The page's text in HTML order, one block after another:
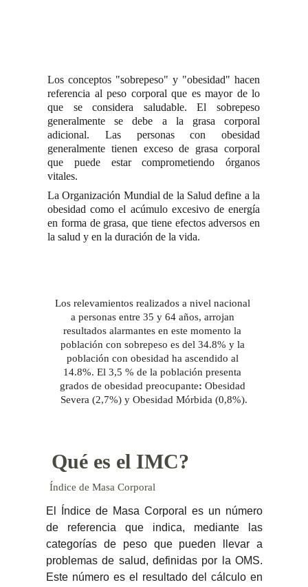
Los conceptos "sobrepeso" y "obesidad" hacen
referencia al peso corporal que es mayor de lo
que se considera saludable. El sobrepeso
generalmente se debe a la grasa corporal
adicional. Las personas con obesidad
generalmente tienen exceso de grasa corporal
que puede estar comprometiendo órganos
vitales.
La Organización Mundial de la Salud define a la
obesidad como el acúmulo excesivo de energía
en forma de grasa, que tiene efectos adversos en
la salud y en la duración de la vida.
Qué es el IMC?
Índice de Masa Corporal
El Índice de Masa Corporal es un número
de referencia que indica, mediante las
categorías de peso que pueden llevar a
problemas de salud, definidas por la OMS.
Este número es el resultado del cálculo en
Los relevamientos realizados a nivel nacional
a personas entre 35 y 64 años, arrojan
resultados alarmantes en este momento la
población con sobrepeso es del 34.8% y la
población con obesidad ha ascendido al
14.8%. El 3,5 % de la población presenta
grados de obesidad preocupante: Obesidad
Severa (2,7%) y Obesidad Mórbida (0,8%).